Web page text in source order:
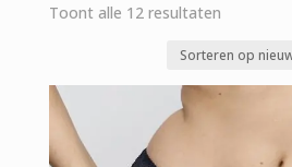
Toont alle 12 resultatenGesorteerd
nieuwste